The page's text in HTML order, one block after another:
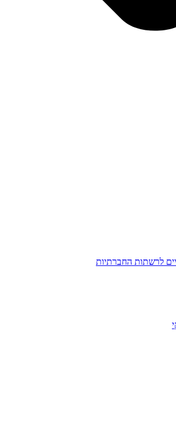
לרשתות החברתיות